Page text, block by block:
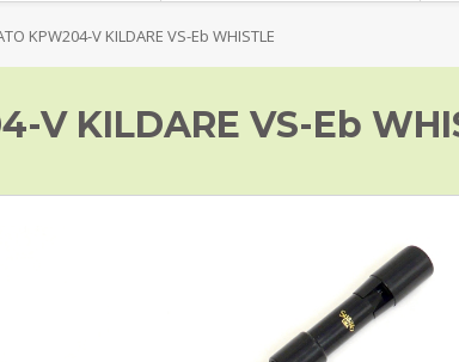
KPW204-V KILDARE VS-Eb WHISTLE
V KILDARE VS-Eb